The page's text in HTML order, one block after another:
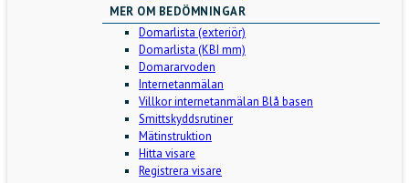
MER OM BEDÖMNINGAR
Domarlista (exteriör)
Domarlista (KBI mm)
Domararvoden
Internetanmälan
Villkor internetanmälan Blå basen
Smittskyddsrutiner
Mätinstruktion
Hitta visare
Registrera visare